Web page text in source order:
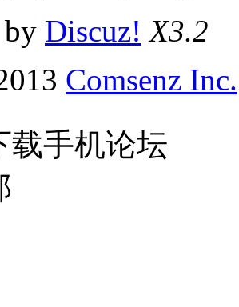
by Discuz! X3.2
Comsenz Inc.
载手机论坛